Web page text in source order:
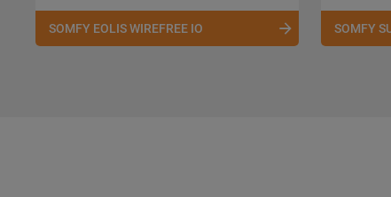
SOMFY EOLIS WIREFREE IO SOMFY